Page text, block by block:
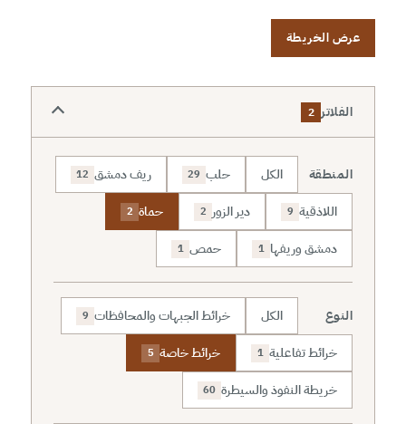
عرض الخريطة
الفلاتر 2
المنطقة الكل حلب 29 ريف دمشق 12
اللاذقية 9 دير الزور 2 حماة 2
دمشق وريفها 1 حمص 1
النوع الكل خرائط الجبهات والمحافظات 9
خرائط تفاعلية 1 خرائط خاصة 5
خريطة النفوذ والسيطرة 60